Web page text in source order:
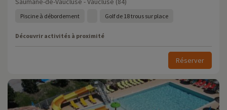
Piscine à débordement Golf de 18 trous sur place
Découvrir activités à proximité
Réserver